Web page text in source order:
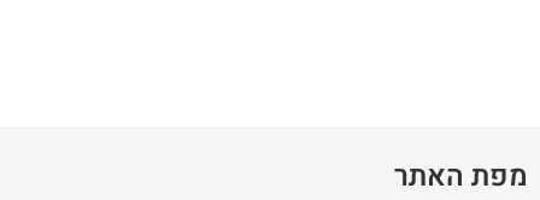
מפת האתר